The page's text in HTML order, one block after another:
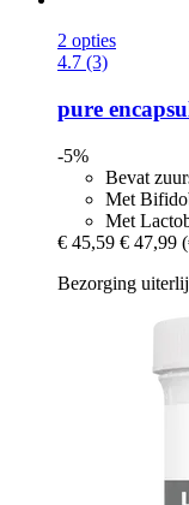
2 opties
4.7 (3)
pure
-5%
Bevat
Met
Met
€ 45,59 € 47,99
Bezorging